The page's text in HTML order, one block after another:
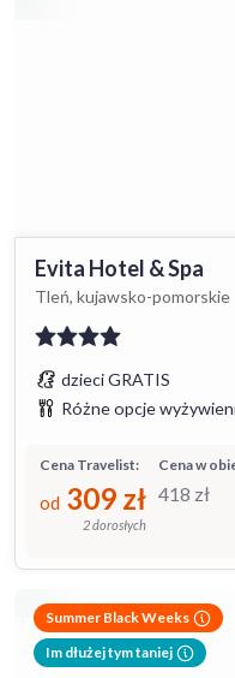
Evita Hotel & Spa
Tleń, kujawsko-pomorskie
dzieci GRATIS
Różne opcje
Cena w
418 zł
Cena Travelist:
od 309 zł
2 dorosłych
Summer Black Weeks
Im dłużej tym taniej